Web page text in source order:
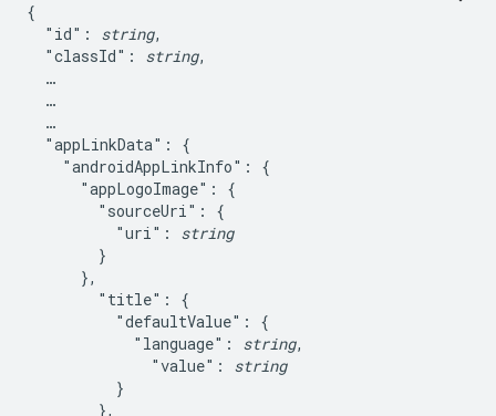
{
  "id":
string,
  "classId":
string,
  …
  …
  …
  "appLinkData": {
    "androidAppLinkInfo": {
      "appLogoImage": {
        "sourceUri": {
          "uri":
string
        }
      },
        "title": {
          "defaultValue": {
            "language":
string,
              "value":
string
          }
        },